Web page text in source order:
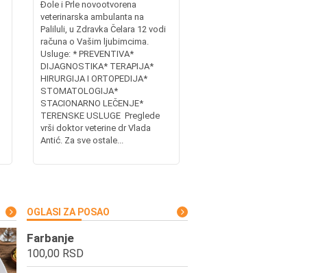
Đole i Prle novootvorena
veterinarska ambulanta na
Paliluli, u Zdravka Čelara 12 vodi
računa o Vašim ljubimcima.
Usluge: * PREVENTIVA*
DIJAGNOSTIKA* TERAPIJA*
HIRURGIJA I ORTOPEDIJA*
STOMATOLOGIJA*
STACIONARNO LEČENJE*
TERENSKE USLUGE Preglede
vrši doktor veterine dr Vlada
Antić. Za sve ostale...
OGLASI ZA POSAO
Farbanje
100,00 RSD